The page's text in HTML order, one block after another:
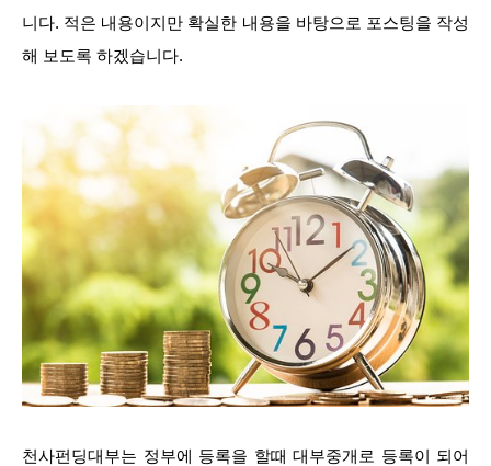
니다. 적은 내용이지만 확실한 내용을 바탕으로 포스팅을 작성
해 보도록 하겠습니다.
천사펀딩대부는 정부에 등록을 할때 대부중개로 등록이 되어